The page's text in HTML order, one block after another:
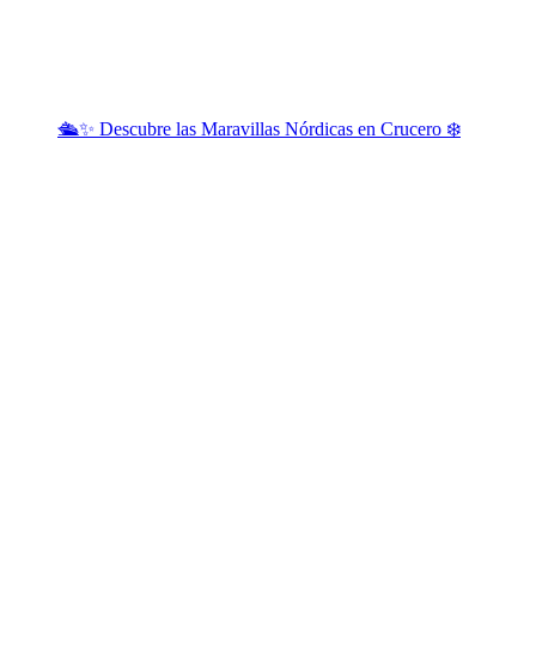
🛳️✨ Descubre las Maravillas Nórdicas en Crucero ❄️